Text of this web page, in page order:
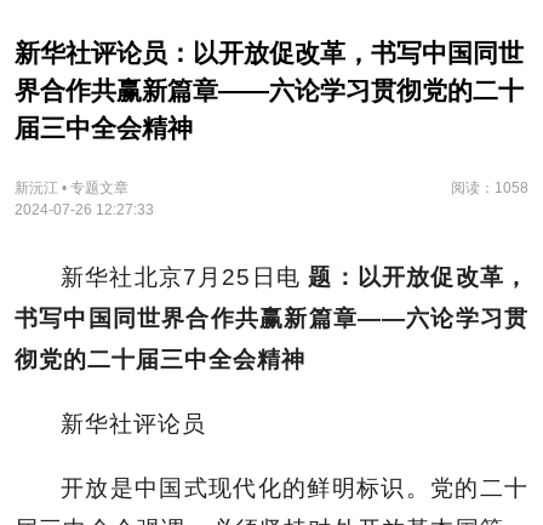
新华社评论员：以开放促改革，书写中国同世
界合作共赢新篇章——六论学习贯彻党的二十
届三中全会精神
新沅江 • 专题文章
阅读：1058
2024-07-26 12:27:33
新华社北京7月25日电 题：以开放促改革，
书写中国同世界合作共赢新篇章——六论学习贯
彻党的二十届三中全会精神
新华社评论员
开放是中国式现代化的鲜明标识。党的二十